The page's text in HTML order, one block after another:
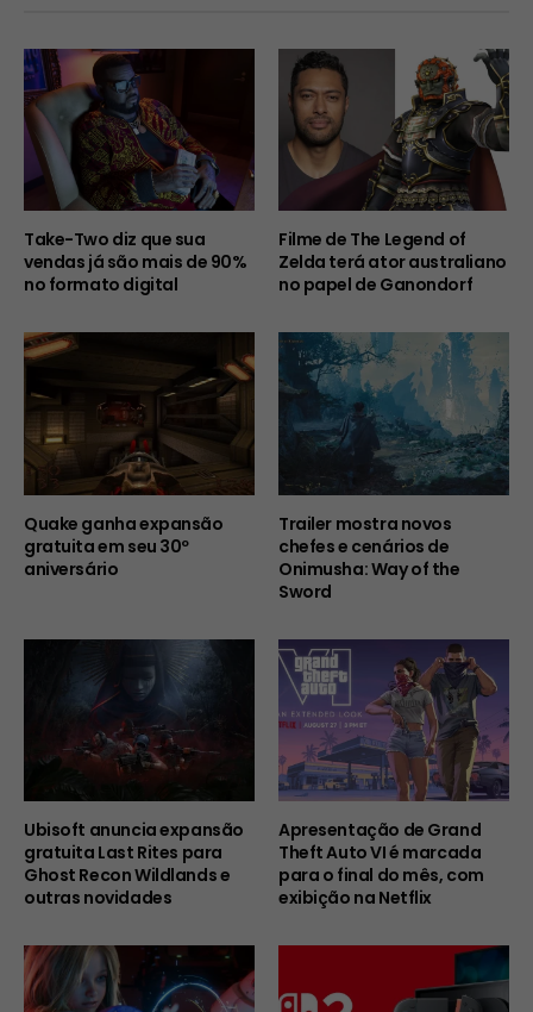
Take-Two diz que sua
vendas já são mais de 90%
no formato digital
Filme de The Legend of
Zelda terá ator australiano
no papel de Ganondorf
Quake ganha expansão
gratuita em seu 30º
aniversário
Trailer mostra novos
chefes e cenários de
Onimusha: Way of the
Sword
Ubisoft anuncia expansão
gratuita Last Rites para
Ghost Recon Wildlands e
outras novidades
Apresentação de Grand
Theft Auto VI é marcada
para o final do mês, com
exibição na Netflix